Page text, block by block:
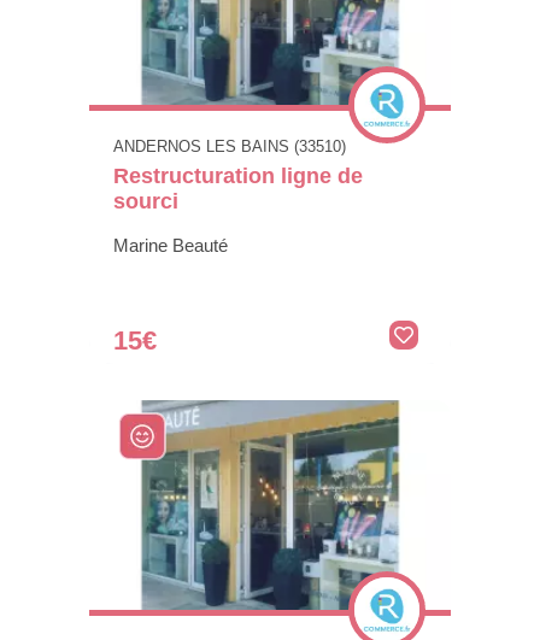
ANDERNOS LES BAINS (33510)
Restructuration ligne de
sourci
Marine Beauté
15€